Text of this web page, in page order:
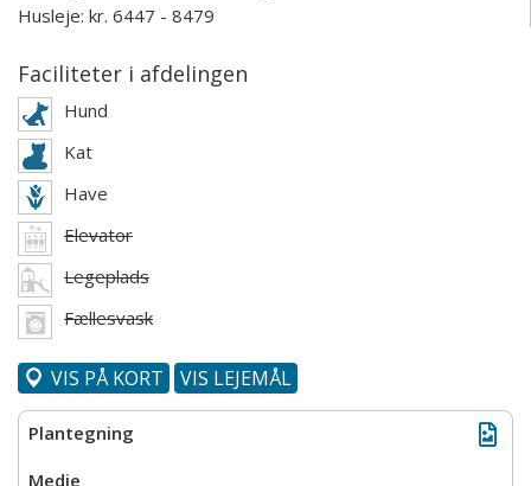
Husleje: kr. 6447 - 8479
Faciliteter i afdelingen
Hund
Kat
Have
Elevator
Legeplads
Fællesvask
VIS PÅ KORT VIS LEJEMÅL